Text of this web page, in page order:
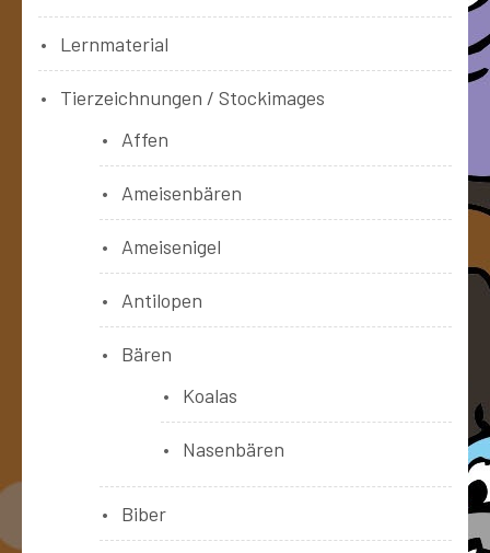
Lernmaterial
Tierzeichnungen / Stockimages
Affen
Ameisenbären
Ameisenigel
Antilopen
Bären
Koalas
Nasenbären
Biber